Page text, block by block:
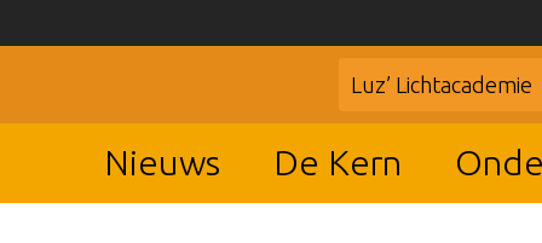
Luz’ Lichtacademie
Nieuws De Kern